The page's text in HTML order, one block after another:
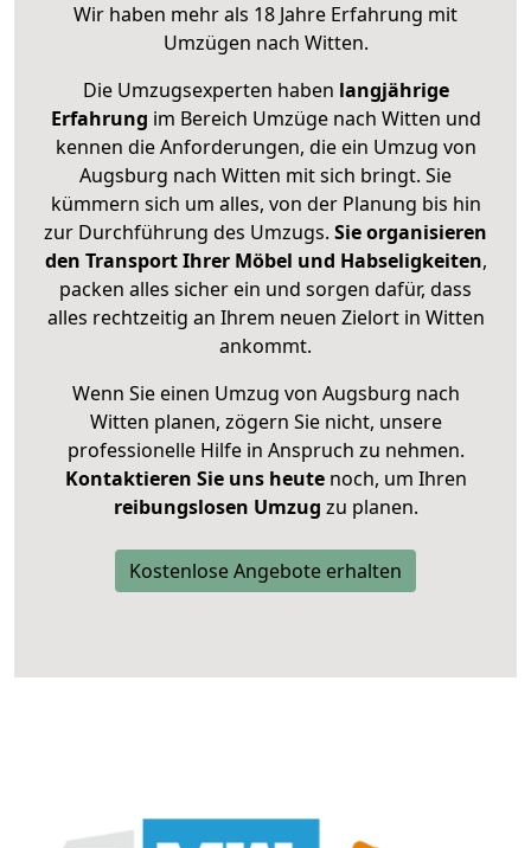
Wir haben mehr als 18 Jahre Erfahrung mit
Umzügen nach Witten.
Die Umzugsexperten haben langjährige
Erfahrung im Bereich Umzüge nach Witten und
kennen die Anforderungen, die ein Umzug von
Augsburg nach Witten mit sich bringt. Sie
kümmern sich um alles, von der Planung bis hin
zur Durchführung des Umzugs. Sie organisieren
den Transport Ihrer Möbel und Habseligkeiten,
packen alles sicher ein und sorgen dafür, dass
alles rechtzeitig an Ihrem neuen Zielort in Witten
ankommt.
Wenn Sie einen Umzug von Augsburg nach
Witten planen, zögern Sie nicht, unsere
professionelle Hilfe in Anspruch zu nehmen.
Kontaktieren Sie uns heutenoch, um Ihren
reibungslosen Umzug zu planen.
Kostenlose Angebote erhalten